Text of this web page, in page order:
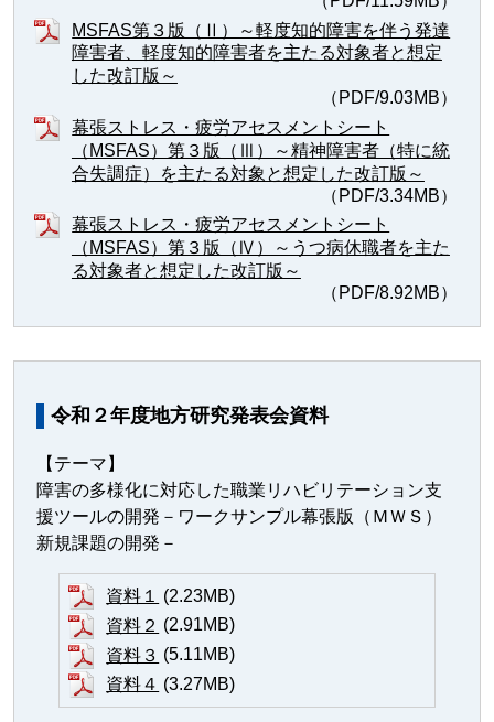
MSFAS第３版（Ⅱ）～軽度知的障害を伴う発達
障害者、軽度知的障害者を主たる対象者と想定
した改訂版～
（PDF/9.03MB）
幕張ストレス・疲労アセスメントシート
（MSFAS）第３版（Ⅲ）～精神障害者（特に統
合失調症）を主たる対象と想定した改訂版～
（PDF/3.34MB）
幕張ストレス・疲労アセスメントシート
（MSFAS）第３版（Ⅳ）～うつ病休職者を主た
る対象者と想定した改訂版～
（PDF/8.92MB）
令和２年度地方研究発表会資料
【テーマ】
障害の多様化に対応した職業リハビリテーション支
援ツールの開発－ワークサンプル幕張版（ＭＷＳ）
新規課題の開発－
資料１
(2.23MB)
資料２ (2.91MB)
資料３ (5.11MB)
資料４ (3.27MB)